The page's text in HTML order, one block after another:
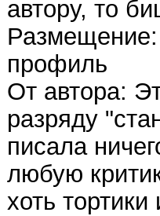
автору, то
Размещение:
профиль
От автора:
разряду
писала
любую
хоть